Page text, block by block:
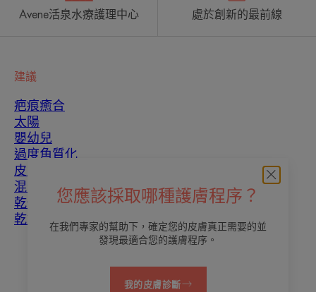
您應該採取哪種護膚程序？
在我們專家的幫助下，確定您的皮膚真正需要的並
發現最適合您的護膚程序。
我的皮膚診斷
Avene活泉水療護理中心 處於創新的最前線
建議
疤痕癒合
太陽
嬰幼兒
過度角質化
皮膚瑕疵
混合性皮膚
乾性皮膚
乾燥和脫水
聯繫我們常見問題